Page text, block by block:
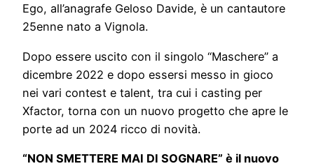
Ego, all’anagrafe Geloso Davide, è un cantautore
25enne nato a Vignola.
Dopo essere uscito con il singolo “Maschere” a
dicembre 2022 e dopo essersi messo in gioco
nei vari contest e talent, tra cui i casting per
Xfactor, torna con un nuovo progetto che apre le
porte ad un 2024 ricco di novità.
“NON SMETTERE MAI DI SOGNARE” è il nuovo